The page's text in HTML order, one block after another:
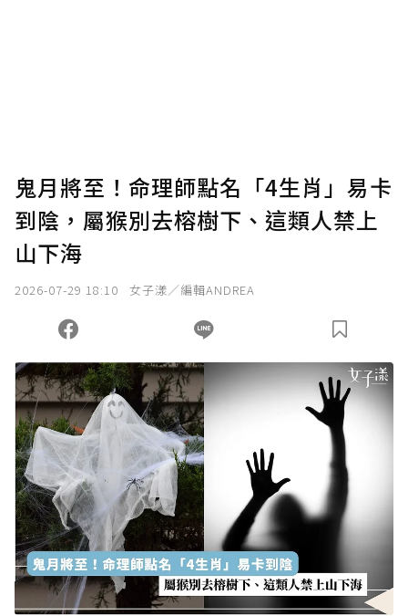
鬼月將至！命理師點名「4生肖」易卡
到陰，屬猴別去榕樹下、這類人禁上
山下海
2026-07-29 18:10 女子漾／編輯ANDREA